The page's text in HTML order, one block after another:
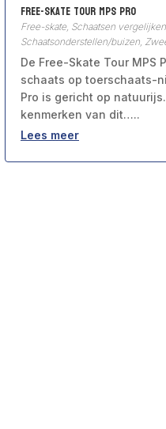
Free-Skate Tour MPS Pro
Free-skate, Schaatsen vergelijken
Schaatsonderstellen/buizen
De Free-Skate Tour MPS
schaats op toerschaats-
Pro is gericht op
kenmerken van dit…..
Lees meer